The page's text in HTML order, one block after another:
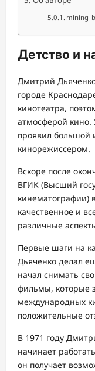
Детство и
Дмитрий
городе
кинотеатра,
атмосферой
проявил большой
кинорежиссером.
Вскоре после
ВГИК (Высший
кинематографии)
качественное и
различные
Первые шаги на
Дьяченко делал
начал снимать
фильмы, которые
международных
положительные
В 1971 году
начинает
он получает